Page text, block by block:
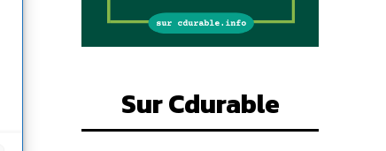
Sur Cdurable